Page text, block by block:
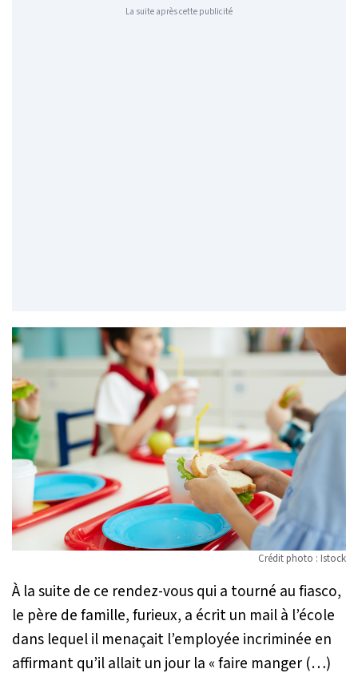
La suite après cette publicité
Crédit photo : Istock
À la suite de ce rendez-vous qui a tourné au fiasco,
le père de famille, furieux, a écrit un mail à l’école
dans lequel il menaçait l’employée incriminée en
affirmant qu’il allait un jour la «faire manger (…)